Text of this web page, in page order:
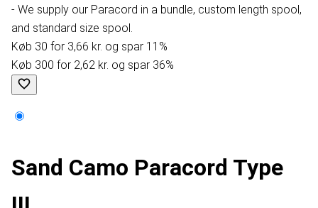
- We supply our Paracord in a bundle, custom length spool,
and standard size spool.
Køb 30 for 3,66 kr. og spar 11%
Køb 300 for 2,62 kr. og spar 36%
Sand Camo Paracord Type